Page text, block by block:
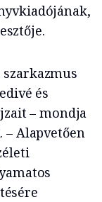
és
– mondja
– Alapvetően